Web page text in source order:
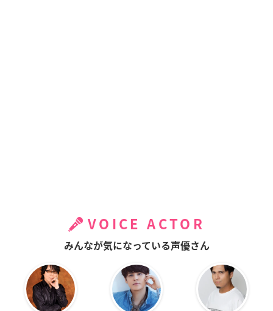
VOICE ACTOR
みんなが気になっている声優さん